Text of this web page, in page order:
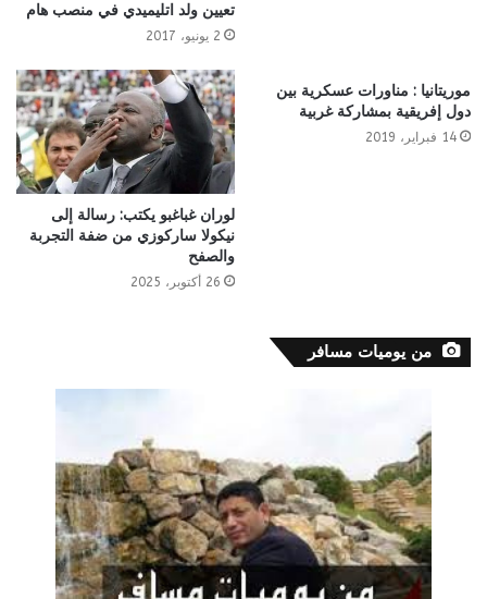
تعيين ولد اتليميدي في منصب هام
2 يونيو، 2017
موريتانيا : مناورات عسكرية بين
دول إفريقية بمشاركة غربية
14 فبراير، 2019
لوران غباغبو يكتب: رسالة إلى
نيكولا ساركوزي من ضفة التجربة
والصفح
26 أكتوبر، 2025
من يوميات مسافر